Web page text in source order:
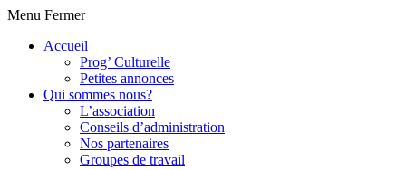
Menu Fermer
Accueil
Prog’ Culturelle
Petites annonces
Qui sommes nous?
L’association
Conseils d’administration
Nos partenaires
Groupes de travail